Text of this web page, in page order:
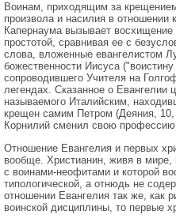
Воинам, приходящим за
произвола и насилия в
Капернаума вызывает восхищение
простотой, сравнивая ее с
слова, вложенные евангелистом
божественности Иисуса
сопроводившего Учителя на
легендах. Сказанное о Евангелии
называемого Италийским,
крещен самим Петром (Деяния, 10,
Корнилий сменил свою
Отношение Евангелия и первых
вообще. Христианин, живя в мире,
с воинами-неофитами и которой
типологической, а отнюдь не
отношении Евангелия так же, как
воинской дисциплины, то первые